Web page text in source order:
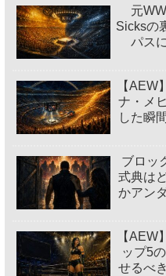
元
Sicksの
パス
【AEW
ナ・メ
した瞬
ブロッ
式典は
かアン
【AEW
ップ5
せるべ